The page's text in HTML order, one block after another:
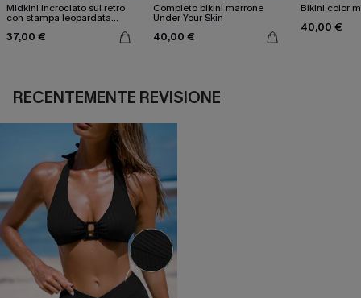
Midkini incrociato sul retro
con stampa leopardata
37,00 €
Completo bikini marrone
Under Your Skin
40,00 €
Bikini color
40,00 €
RECENTEMENTE REVISIONE